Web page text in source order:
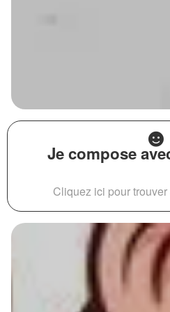
Je compose
Cliquez ici pour